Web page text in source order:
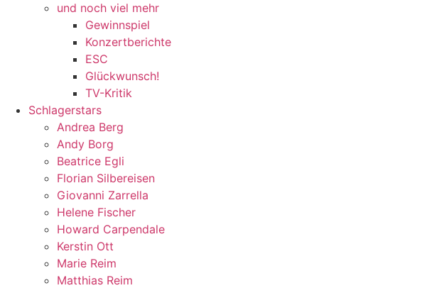
und noch viel mehr
Gewinnspiel
Konzertberichte
ESC
Glückwunsch!
TV-Kritik
Schlagerstars
Andrea Berg
Andy Borg
Beatrice Egli
Florian Silbereisen
Giovanni Zarrella
Helene Fischer
Howard Carpendale
Kerstin Ott
Marie Reim
Matthias Reim